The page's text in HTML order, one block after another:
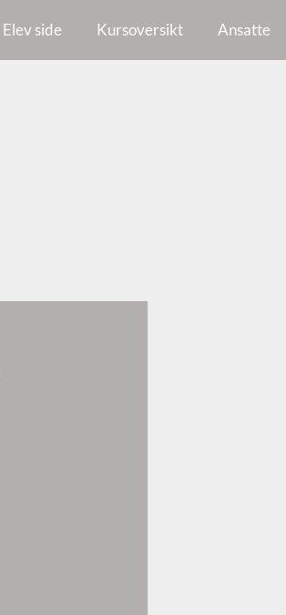
Elev side Kursoversikt Ansatte